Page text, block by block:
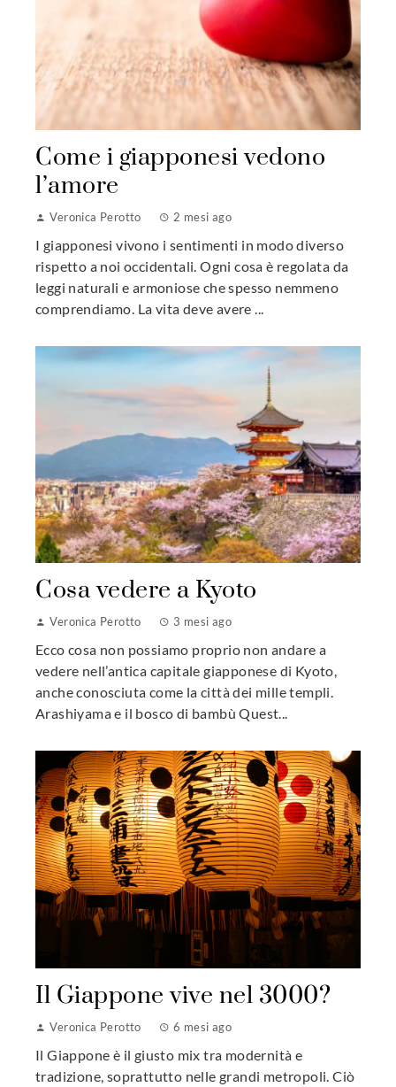
Come i giapponesi vedono
l’amore
Veronica Perotto 2 mesi ago
I giapponesi vivono i sentimenti in modo diverso
rispetto a noi occidentali. Ogni cosa è regolata da
leggi naturali e armoniose che spesso nemmeno
comprendiamo. La vita deve avere ...
Cosa vedere a Kyoto
Veronica Perotto 3 mesi ago
Ecco cosa non possiamo proprio non andare a
vedere nell’antica capitale giapponese di Kyoto,
anche conosciuta come la città dei mille templi.
Arashiyama e il bosco di bambù Quest...
Il Giappone vive nel 3000?
Veronica Perotto 6 mesi ago
Il Giappone è il giusto mix tra modernità e
tradizione, soprattutto nelle grandi metropoli. Ciò